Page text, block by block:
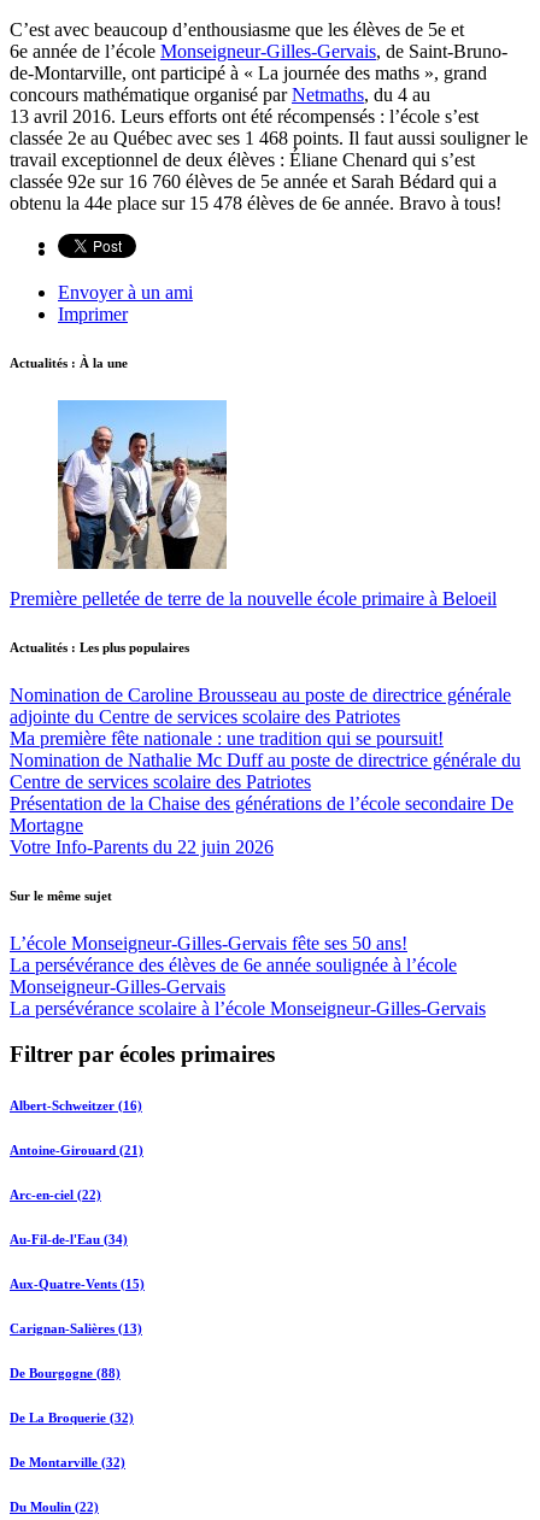
C’est avec beaucoup d’enthousiasme que les élèves de 5e et
6e année de l’école Monseigneur-Gilles-Gervais, de Saint-Bruno-
de-Montarville, ont participé à « La journée des maths », grand
concours mathématique organisé parNetmaths, du 4 au
13 avril 2016. Leurs efforts ont été récompensés : l’école s’est
classée 2e au Québec avec ses 1 468 points. Il faut aussi souligner le
travail exceptionnel de deux élèves : Éliane Chenard qui s’est
classée 92e sur 16 760 élèves de 5e année et Sarah Bédard qui a
obtenu la 44e place sur 15 478 élèves de 6e année. Bravo à tous!
Envoyer à un ami
Imprimer
Actualités : À la une
Première pelletée de terre de la nouvelle école primaire à Beloeil
Actualités : Les plus populaires
Nomination de Caroline Brousseau au poste de directrice générale
adjointe du Centre de services scolaire des Patriotes
Ma première fête nationale : une tradition qui se poursuit!
Nomination de Nathalie Mc Duff au poste de directrice générale du
Centre de services scolaire des Patriotes
Présentation de la Chaise des générations de l’école secondaire De
Mortagne
Votre Info-Parents du 22 juin 2026
Sur le même sujet
L’école Monseigneur-Gilles-Gervais fête ses 50 ans!
La persévérance des élèves de 6e année soulignée à l’école
Monseigneur-Gilles-Gervais
La persévérance scolaire à l’école Monseigneur-Gilles-Gervais
Filtrer par écoles primaires
Albert-Schweitzer (16)
Antoine-Girouard (21)
Arc-en-ciel (22)
Au-Fil-de-l'Eau (34)
Aux-Quatre-Vents (15)
Carignan-Salières (13)
De Bourgogne (88)
De La Broquerie (32)
De Montarville (32)
Du Moulin (22)